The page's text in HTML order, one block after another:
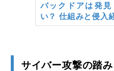
バックドアは発見
い？ 仕組みと侵入
サイバー攻撃の踏